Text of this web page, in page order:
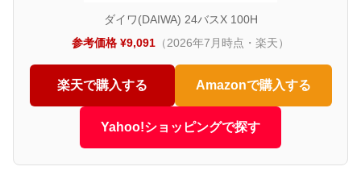
ダイワ(DAIWA) 24バスX 100H
参考価格 ¥9,091 （2026年7月時点・楽天）
楽天で購入する Amazonで購入する
Yahoo!ショッピングで探す